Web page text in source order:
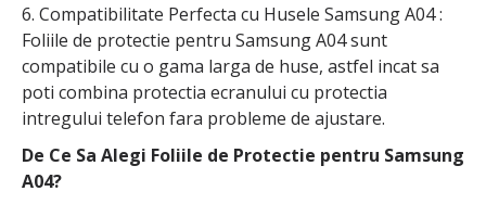
6. Compatibilitate Perfecta cu Husele Samsung A04 :
Foliile de protectie pentru Samsung A04 sunt
compatibile cu o gama larga de huse, astfel incat sa
poti combina protectia ecranului cu protectia
intregului telefon fara probleme de ajustare.
De Ce Sa Alegi Foliile de Protectie pentru Samsung
A04?